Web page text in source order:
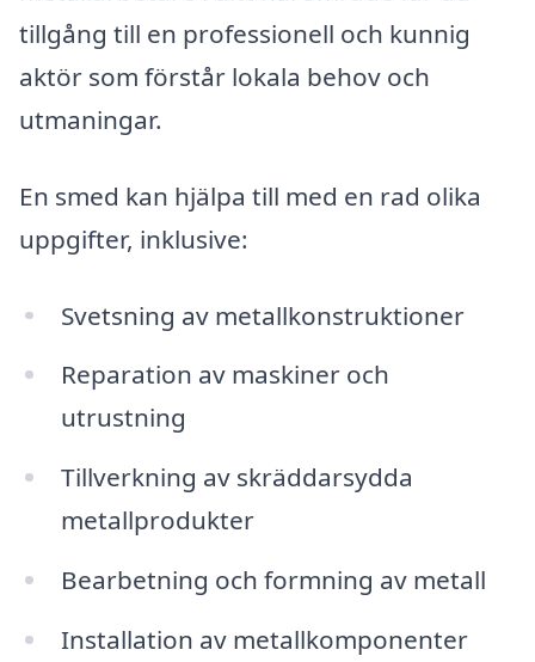
tillgång till en professionell och kunnig
aktör som förstår lokala behov och
utmaningar.
En smed kan hjälpa till med en rad olika
uppgifter, inklusive:
Svetsning av metallkonstruktioner
Reparation av maskiner och
utrustning
Tillverkning av skräddarsydda
metallprodukter
Bearbetning och formning av metall
Installation av metallkomponenter